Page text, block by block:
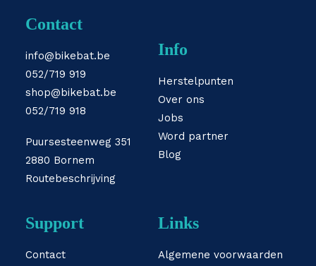
Contact
info@bikebat.be
052/719 919
shop@bikebat.be
052/719 918
Puursesteenweg 351
2880 Bornem
Routebeschrijving
Info
Herstelpunten
Over ons
Jobs
Word partner
Blog
Support
Contact
Links
Algemene voorwaarden